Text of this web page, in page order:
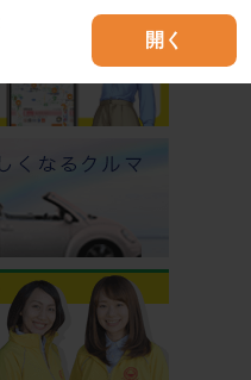
開く